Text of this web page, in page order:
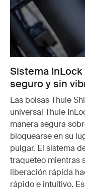
Sistema
seguro y sin
Las bolsas Thule
universal Thule
manera segura
bloquearse en su
pulgar. El sistema
traqueteo mientras
liberación rápida
rápido e intuitivo.